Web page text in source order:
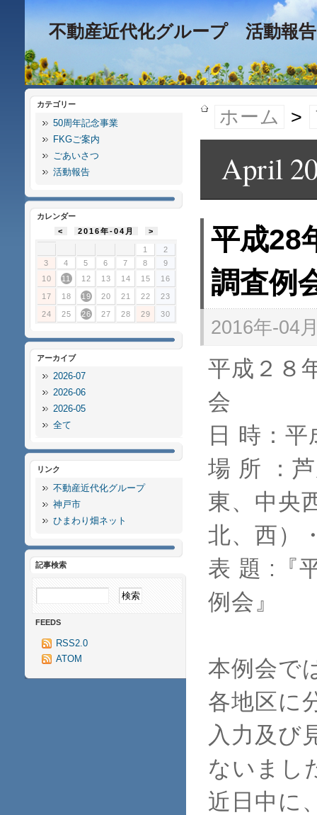
不動産近代化グループ 活動報告
ホーム >
April
平成28
調査例
2016年-04
平成２８
会
日 時：
場 所 ：
東、中央
北、西）
表 題 :『
例会』
本例会で
各地区に
入力及び
ないまし
近日中に
カテゴリー
50周年記念事業
FKGご案内
ごあいさつ
活動報告
カレンダー
<
2016年-04月 >
1
2
3
4 5 6 7 8
9
10
11 12 13 14 15 16
17 18 19 20 21 22 23
24 25 26 27 28 29 30
アーカイブ
2026-07
2026-06
2026-05
全て
リンク
不動産近代化グループ
神戸市
ひまわり畑ネット
記事検索
FEEDS
RSS2.0
ATOM